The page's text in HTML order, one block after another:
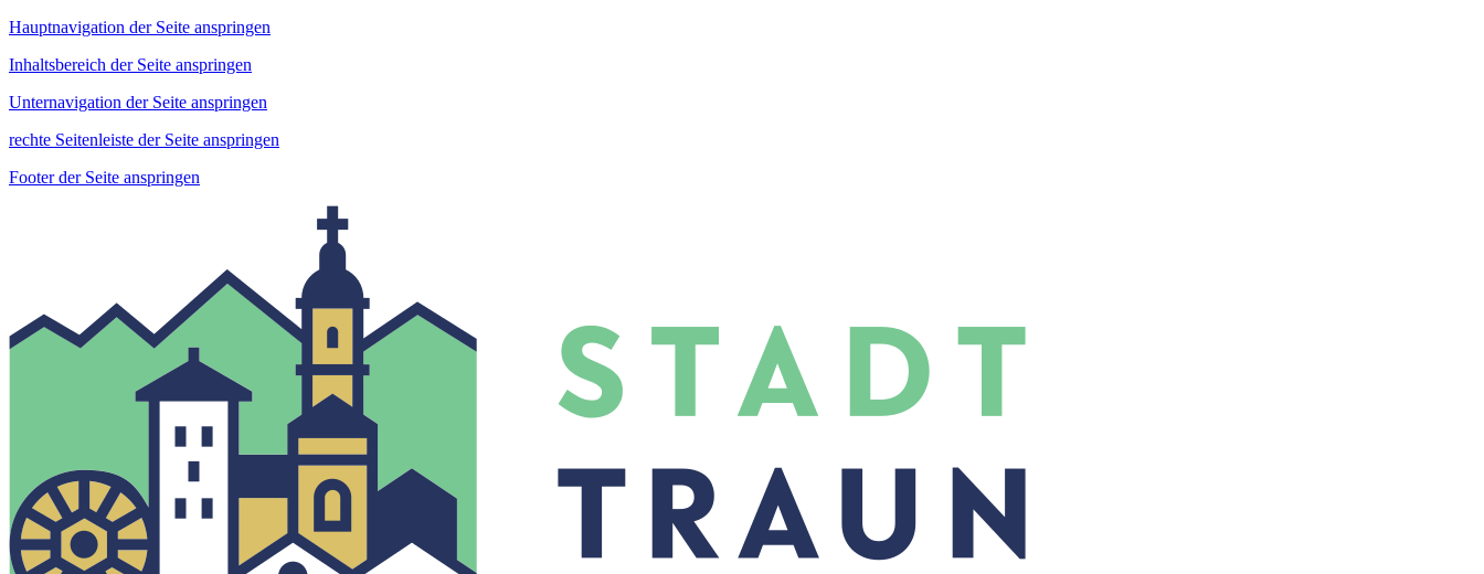
Hauptnavigation der Seite anspringen
Inhaltsbereich der Seite anspringen
Unternavigation der Seite anspringen
rechte Seitenleiste der Seite anspringen
Footer der Seite anspringen